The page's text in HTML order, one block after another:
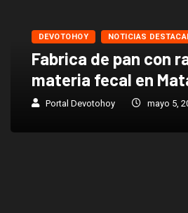
DEVOTOHOY NOTICIAS
Fabrica de pan con
materia fecal en
Portal Devotohoy mayo 5,